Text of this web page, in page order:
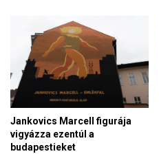
Jankovics Marcell figurája
vigyázza ezentúl a
budapestieket